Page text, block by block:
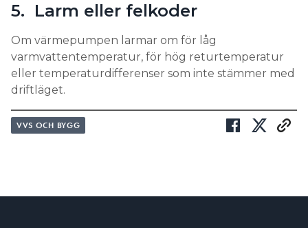
5. Larm eller felkoder
Om värmepumpen larmar om för låg
varmvattentemperatur, för hög returtemperatur
eller temperaturdifferenser som inte stämmer med
driftläget.
VVS OCH BYGG